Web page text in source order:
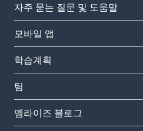
자주 묻는 질문 및 도움말
모바일 앱
학습계획
팀
멤라이즈 블로그